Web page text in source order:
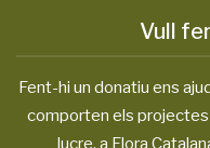
Vull
Fent-hi un donatiu ens
comporten els projectes
lucre, a Flora